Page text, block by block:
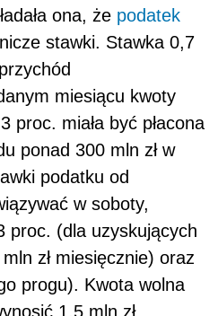
ona, że podatek
stawki. Stawka 0,7
miesiącu kwoty
proc. miała być płacona
ponad 300 mln zł w
podatku od
w soboty,
proc. (dla uzyskujących
zł miesięcznie) oraz
progu). Kwota wolna
1,5 mln zł